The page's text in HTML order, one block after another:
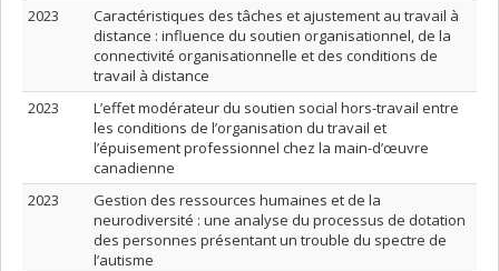
2023
Caractéristiques des tâches et ajustement au travail à
distance : influence du soutien organisationnel, de la
connectivité organisationnelle et des conditions de
travail à distance
2023
L’effet modérateur du soutien social hors-travail entre
les conditions de l’organisation du travail et
l’épuisement professionnel chez la main-d’œuvre
canadienne
2023
Gestion des ressources humaines et de la
neurodiversité : une analyse du processus de dotation
des personnes présentant un trouble du spectre de
l’autisme